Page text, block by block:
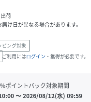
荷
け日が異なる場合があります。
ピング対象
ご利用にはログイン ・獲得が必要です。
%ポイントバック対象期間
〜2026/08/12(水) 09:59